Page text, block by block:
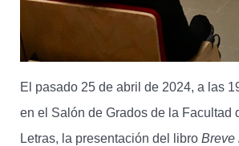
El pasado 25 de abril de 2024, a las
en el Salón de Grados de la Facultad
Letras, la presentación del libro Breve